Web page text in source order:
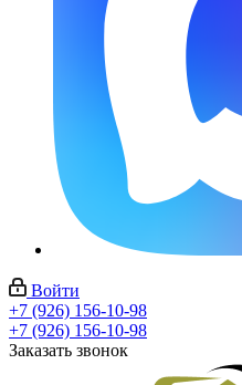
Войти
+7 (926) 156-10-98
+7 (926) 156-10-98
Заказать звонок